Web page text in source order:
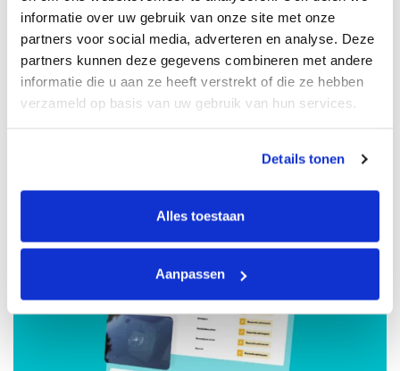
informatie over uw gebruik van onze site met onze
partners voor social media, adverteren en analyse. Deze
partners kunnen deze gegevens combineren met andere
informatie die u aan ze heeft verstrekt of die ze hebben
verzameld op basis van uw gebruik van hun services.
Details tonen
Alles toestaan
Aanpassen
Rijd naar het keuringsstation
keuringsstation. De keuring duurt 45 minuten.